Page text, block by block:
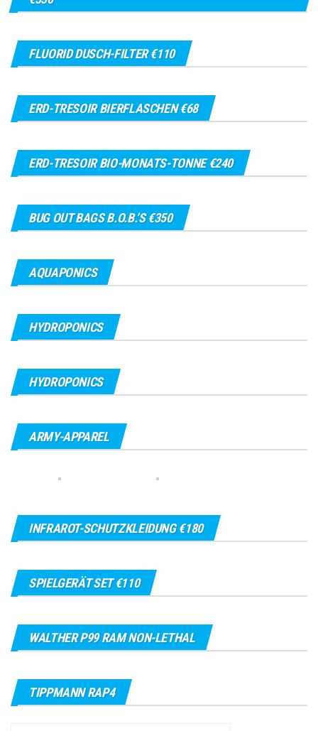
FLUORID DUSCH-FILTER €110
ERD-TRESOIR BIERFLASCHEN €68
ERD-TRESOIR BIO-MONATS-TONNE €240
BUG OUT BAGS B.O.B.’S €350
AQUAPONICS
HYDROPONICS
HYDROPONICS
ARMY-APPAREL
INFRAROT-SCHUTZKLEIDUNG €180
SPIELGERÄT SET €110
WALTHER P99 RAM NON-LETHAL
TIPPMANN RAP4